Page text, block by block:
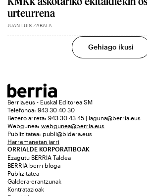
urteurrena
JUAN LUIS ZABALA
Gehiago ikusi
Berria.eus - Euskal Editorea SM
Telefonoa: 943 30 40 30
Bezero arreta: 943 30 43 45 | laguna@berria.eus
Webgunea: webgunea@berria.eus
Publizitatea: publi@bidera.eus
Harremanetan jarri
ORRIALDE KORPORATIBOAK
Ezagutu BERRIA Taldea
BERRIA berri bloga
Publizitatea
Galdera-erantzunak
Kontratazioak